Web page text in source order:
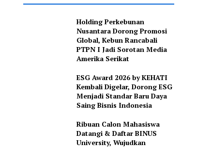
Holding Perkebunan
Nusantara Dorong Promosi
Global, Kebun Rancabali
PTPN I Jadi Sorotan Media
Amerika Serikat
ESG Award 2026 by KEHATI
Kembali Digelar, Dorong ESG
Menjadi Standar Baru Daya
Saing Bisnis Indonesia
Ribuan Calon Mahasiswa
Datangi & Daftar BINUS
University, Wujudkan